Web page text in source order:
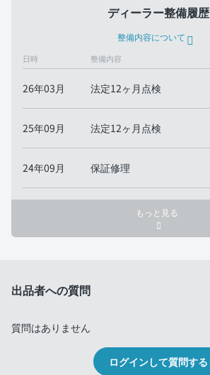
ディーラー整備履歴
整備内容について
日時 整備内容
26年03月 法定12ヶ月点検
25年09月 法定12ヶ月点検
24年09月 保証修理
もっと見る
出品者への質問
質問はありません
ログインして質問する